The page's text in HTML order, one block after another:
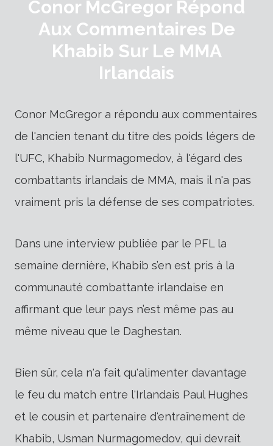
Conor McGregor Répond
Aux Commentaires De
Khabib Sur Le MMA
Irlandais
Conor McGregor a répondu aux commentaires
de l'ancien tenant du titre des poids légers de
l'UFC, Khabib Nurmagomedov, à l'égard des
combattants irlandais de MMA, mais il n'a pas
vraiment pris la défense de ses compatriotes.
Dans une interview publiée par le PFL la
semaine dernière, Khabib s’en est pris à la
communauté combattante irlandaise en
affirmant que leur pays n’est même pas au
même niveau que le Daghestan.
Bien sûr, cela n'a fait qu'alimenter davantage
le feu du match entre l'Irlandais Paul Hughes
et le cousin et partenaire d'entraînement de
Khabib, Usman Nurmagomedov, qui devrait